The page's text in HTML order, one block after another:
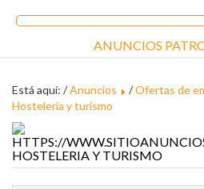
ANUNCIOS
Está aquí: /Anuncios /Ofertas de
Hosteleria y turismo
HOSTELERIA Y TURISMO